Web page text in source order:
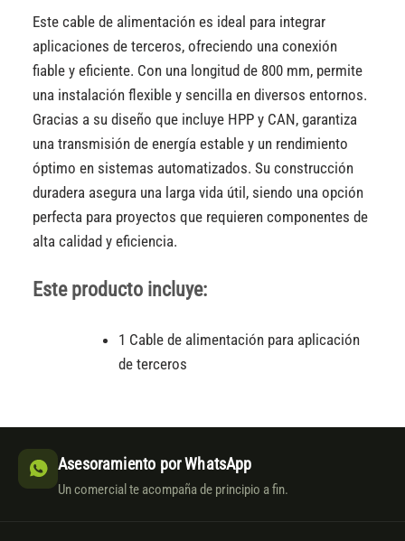
Este cable de alimentación es ideal para integrar
aplicaciones de terceros, ofreciendo una conexión
fiable y eficiente. Con una longitud de 800 mm, permite
una instalación flexible y sencilla en diversos entornos.
Gracias a su diseño que incluye HPP y CAN, garantiza
una transmisión de energía estable y un rendimiento
óptimo en sistemas automatizados. Su construcción
duradera asegura una larga vida útil, siendo una opción
perfecta para proyectos que requieren componentes de
alta calidad y eficiencia.
Este producto incluye:
1 Cable de alimentación para aplicación
de terceros
Asesoramiento por WhatsApp
Un comercial te acompaña de principio a fin.